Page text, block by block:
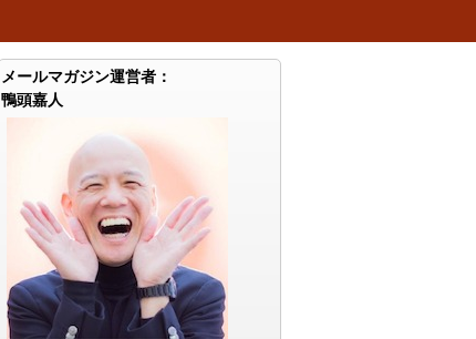
メールマガジン運営者：
鴨頭嘉人